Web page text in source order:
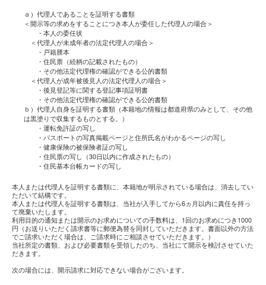
ａ）代理人であることを証明する書類
＜開示等の求めをすることにつき本人が委任した代理人の場合＞
・本人の委任状
＜代理人が未成年者の法定代理人の場合＞
・戸籍謄本
・住民票（続柄の記載されたもの）
・その他法定代理権の確認ができる公的書類
＜代理人が成年被後見人の法定代理人の場合＞
・後見登記等に関する登記事項証明書
・その他法定代理権の確認ができる公的書類
ｂ）代理人自身を証明する書類（本籍地の情報は都道府県のみとして、その他
は黒塗りで収集するものとする。）
・運転免許証の写し
・パスポートの写真掲載ページと住所氏名がわかるページの写し
・健康保険の被保険者証の写し
・住民票の写し（30日以内に作成されたもの）
・住民基本台帳カードの写し
本人または代理人を証明する書類に、本籍地が明示されている場合は、消去してい
ただいて結構です。
本人または代理人を証明する書類は、当社が入手してから6ヵ月以内に責任を持っ
て廃棄いたします。
利用目的の通知または開示のお求めについての手数料は、1回のお求めにつき1000
円（お送りいただく請求書等に郵便為替を同封していただきます。書面以外の方法
でご請求いただく場合は、ご請求時にご相談させていただきます。）
当社所定の書類、および必要書類を受領したのち、当社にて開示を検討させていた
だきます。
次の場合には、開示請求に対応できない場合がございます。